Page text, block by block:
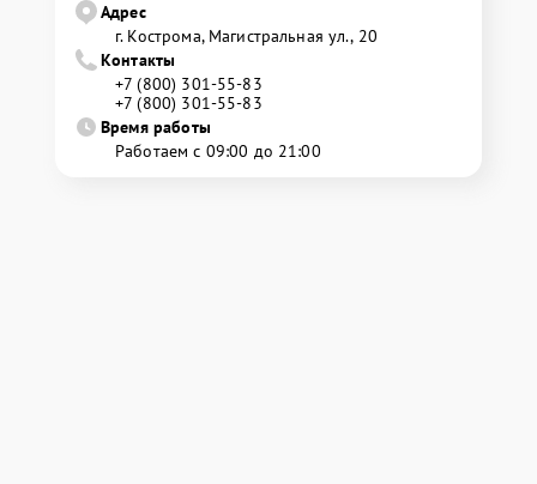
Адрес
г. Кострома, Магистральная ул., 20
Контакты
+7 (800) 301-55-83
+7 (800) 301-55-83
Время работы
Работаем с 09:00 до 21:00